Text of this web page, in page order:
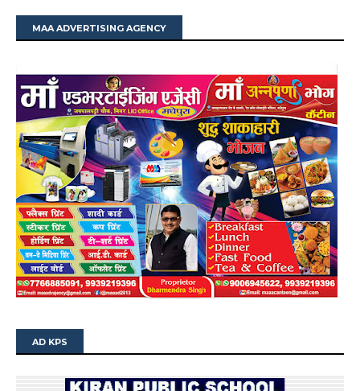
MAA ADVERTISING AGENCY
AD KPS